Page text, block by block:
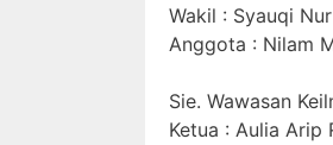
Wakil : Syauqi
Anggota : Nilam
Sie. Wawasan
Ketua : Aulia Arip